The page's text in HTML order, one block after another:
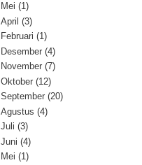
Mei (1)
April (3)
Februari (1)
Desember (4)
November (7)
Oktober (12)
September (20)
Agustus (4)
Juli (3)
Juni (4)
Mei (1)